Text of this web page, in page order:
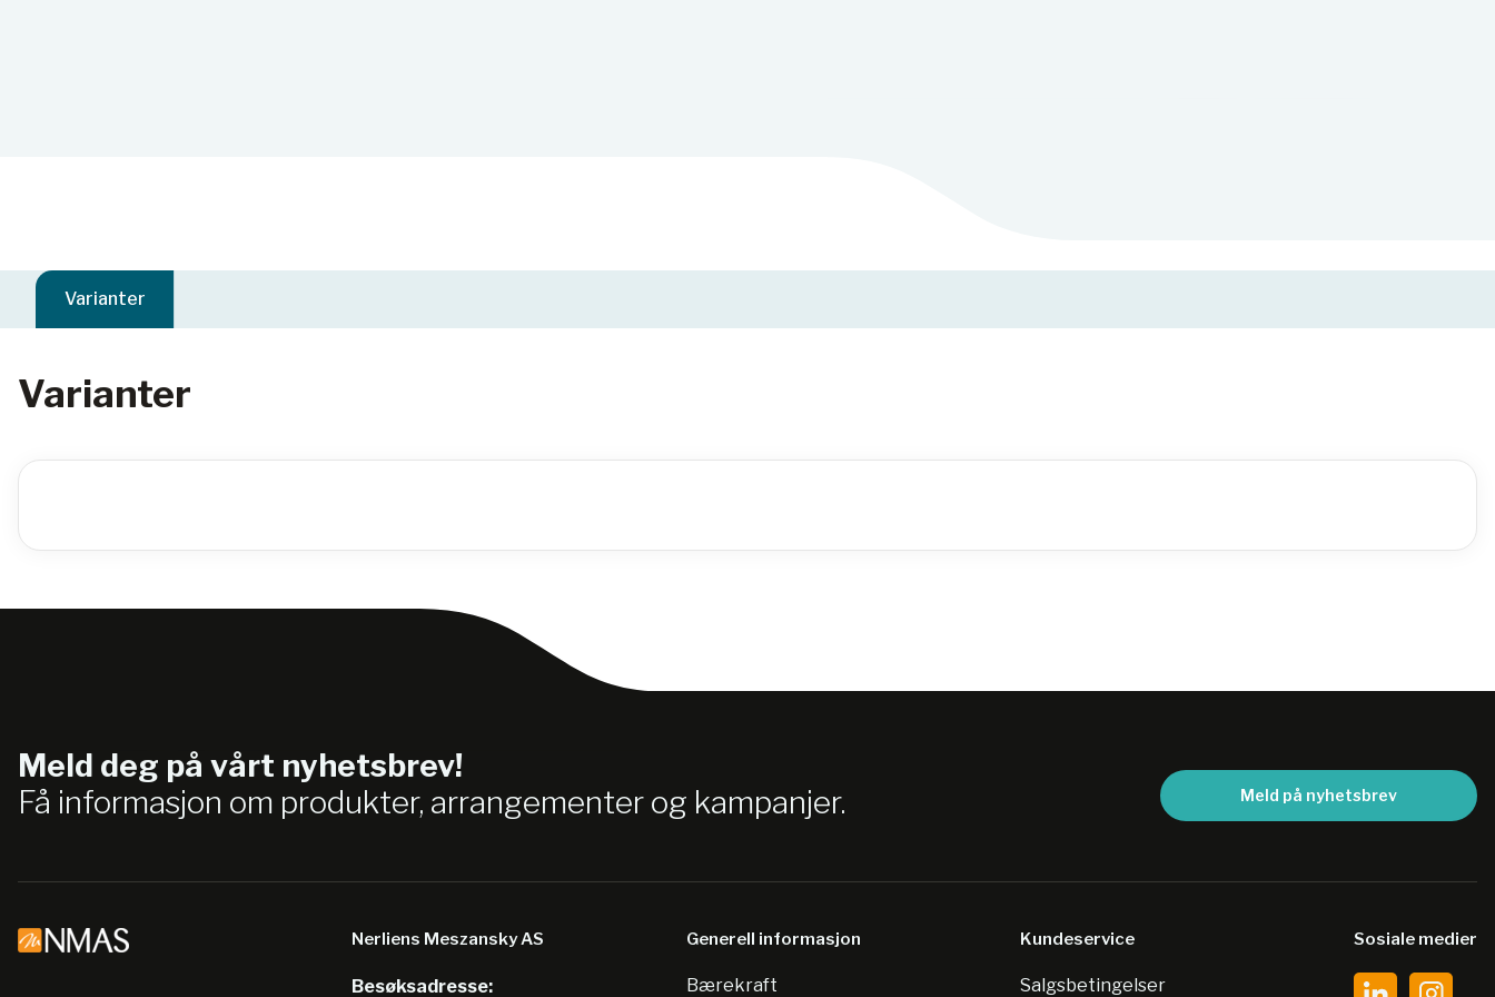
Varianter
Varianter
Meld deg på vårt nyhetsbrev!
Få informasjon om produkter, arrangementer og kampanjer.
Meld på nyhetsbrev
Nerliens Meszansky AS
Besøksadresse:
Generell informasjon
Bærekraft
Kundeservice
Salgsbetingelser
Sosiale medier